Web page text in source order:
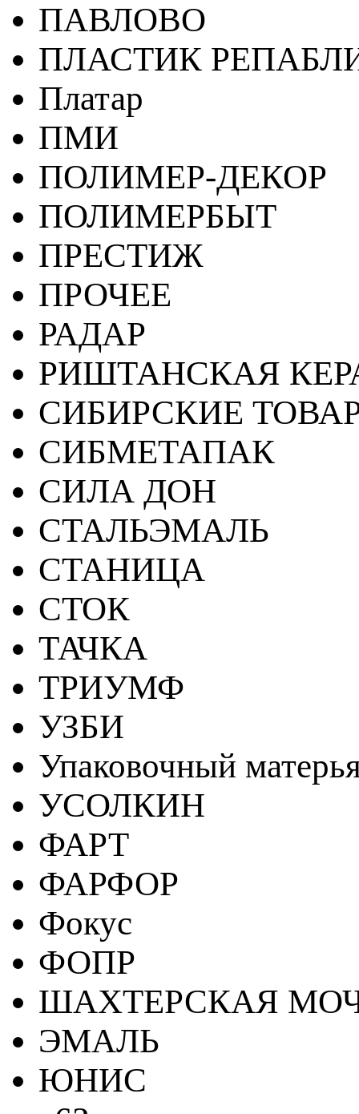
ПАВЛОВО
ПЛАСТИК
Платар
ПМИ
ПОЛИМЕР-ДЕКОР
ПОЛИМЕРБЫТ
ПРЕСТИЖ
ПРОЧЕЕ
РАДАР
РИШТАНСКАЯ
СИБИРСКИЕ
СИБМЕТАПАК
СИЛА ДОН
СТАЛЬЭМАЛЬ
СТАНИЦА
СТОК
ТАЧКА
ТРИУМФ
УЗБИ
Упаковочный
УСОЛКИН
ФАРТ
ФАРФОР
Фокус
ФОПР
ШАХТЕРСКАЯ
ЭМАЛЬ
ЮНИС